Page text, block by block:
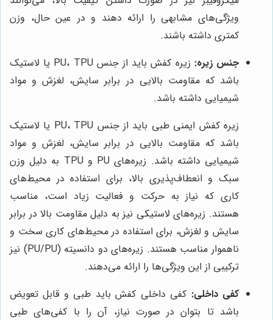
ویژگی‌های مشابهی را ارائه دهند و در عین حال، وزن
کمتری داشته باشند.
جنس زیره:
زیره کفش باید از جنس PU، TPU یا لاستیک
باشد که مقاومت بالایی در برابر سایش، لغزش و مواد
شیمیایی داشته باشد.
زیره کفش ایمنی طبی باید از جنس PU، TPU یا لاستیک
باشد که مقاومت بالایی در برابر سایش، لغزش و مواد
شیمیایی داشته باشد. زیره‌های PU و TPU به دلیل وزن
سبک و انعطاف‌پذیری بالا، برای استفاده در محیط‌های
کاری که نیاز به حرکت و فعالیت زیاد است، مناسب
هستند. زیره‌های لاستیکی نیز به دلیل مقاومت بالا در برابر
سایش و لغزش، برای استفاده در محیط‌های کاری سخت و
ناهموار مناسب هستند. زیره‌های دو دانسیته (PU/PU) نیز
ترکیبی از این ویژگی‌ها را ارائه می‌دهند.
کفی داخلی: کفی داخلی کفش باید طبی و قابل تعویض
باشد تا بتوان در صورت نیاز، آن را با کفی‌های طبی